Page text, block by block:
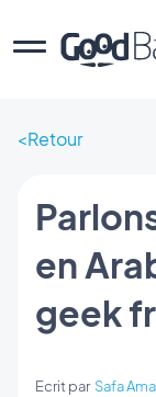
Retour
en
geek
Ecrit par Safa